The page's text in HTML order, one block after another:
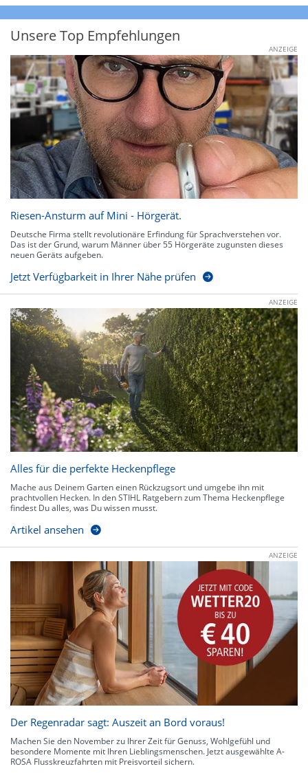
Unsere Top Empfehlungen
ANZEIGE
Riesen-Ansturm auf Mini - Hörgerät.
Deutsche Firma stellt revolutionäre Erfindung für Sprachverstehen vor.
Das ist der Grund, warum Männer über 55 Hörgeräte zugunsten dieses
neuen Geräts aufgeben.
Jetzt Verfügbarkeit in Ihrer Nähe prüfen
ANZEIGE
Alles für die perfekte Heckenpflege
Mache aus Deinem Garten einen Rückzugsort und umgebe ihn mit
prachtvollen Hecken. In den STIHL Ratgebern zum Thema Heckenpflege
findest Du alles, was Du wissen musst.
Artikel ansehen
ANZEIGE
Der Regenradar sagt: Auszeit an Bord voraus!
Machen Sie den November zu Ihrer Zeit für Genuss, Wohlgefühl und
besondere Momente mit Ihren Lieblingsmenschen. Jetzt ausgewählte A-
ROSA Flusskreuzfahrten mit Preisvorteil sichern.